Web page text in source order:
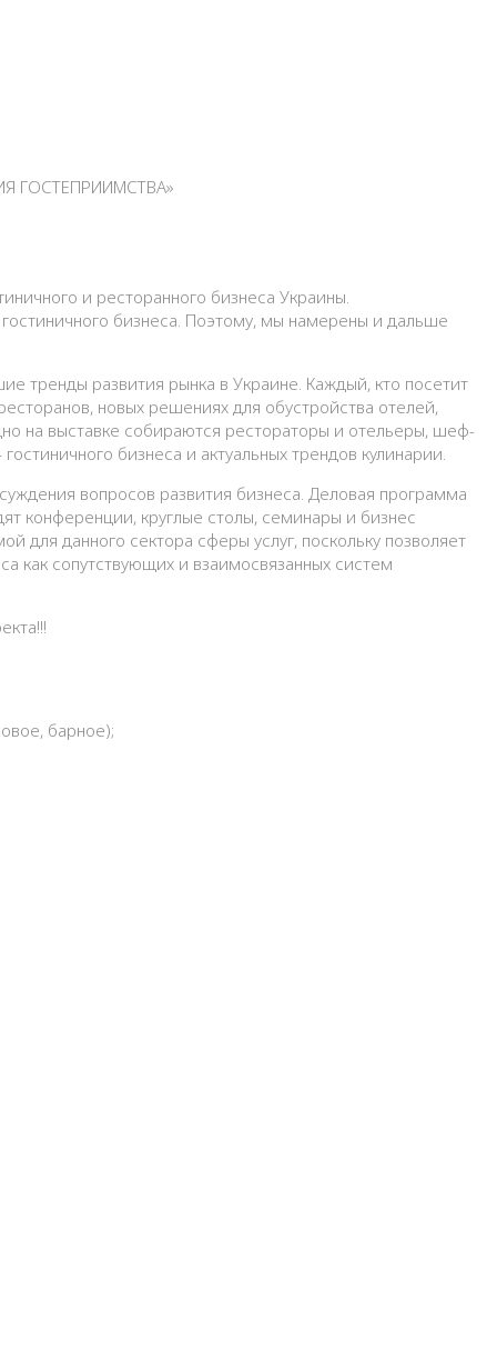
ГОСТЕПРИИМСТВА»
и ресторанного бизнеса Украины.
бизнеса. Поэтому, мы намерены и дальше
тренды развития рынка в Украине. Каждый, кто посетит
новых решениях для обустройства отелей,
на выставке собираются рестораторы и отельеры, шеф-
бизнеса и актуальных трендов кулинарии.
вопросов развития бизнеса. Деловая программа
конференции, круглые столы, семинары и бизнес
для данного сектора сферы услуг, поскольку позволяет
как сопутствующих и взаимосвязанных систем
барное);